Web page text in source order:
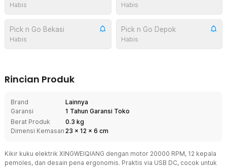
Habis Habis
Pick n Go Bekasi
Habis
Pick n Go Depok
Habis
Rincian Produk
Brand
Lainnya
Garansi
1 Tahun Garansi Toko
Berat Produk
0.3 kg
Dimensi Kemasan 23 x 12 x 6 cm
Kikir kuku elektrik XINGWEIQIANG dengan motor 20000 RPM, 12 kepala
pemoles, dan desain pena ergonomis. Praktis via USB DC, cocok untuk